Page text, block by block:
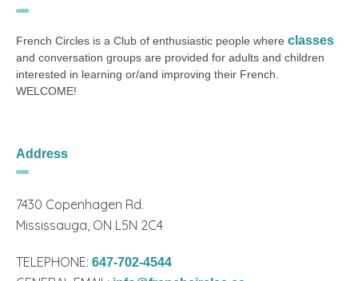
French Circles is a Club of enthusiastic people whereclasses
and conversation groups are provided for adults and children
interested in learning or/and improving their French.
WELCOME!
Address
7430 Copenhagen Rd.
Mississauga, ON L5N 2C4
TELEPHONE:647-702-4544